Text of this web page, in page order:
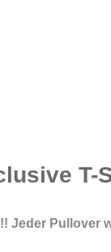
T-
Pullover